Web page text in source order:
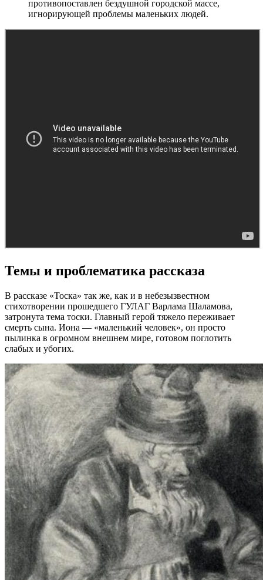
противопоставлен бездушной городской массе,
игнорирующей проблемы маленьких людей.
Темы и проблематика рассказа
В рассказе «Тоска» так же, как и в небезызвестном
стихотворении прошедшего ГУЛАГ Варлама Шаламова,
затронута тема тоски. Главный герой тяжело переживает
смерть сына. Иона — «маленький человек», он просто
пылинка в огромном внешнем мире, готовом поглотить
слабых и убогих.